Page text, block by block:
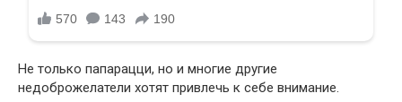
Не только папарацци, но и многие другие
недоброжелатели хотят привлечь к себе внимание.